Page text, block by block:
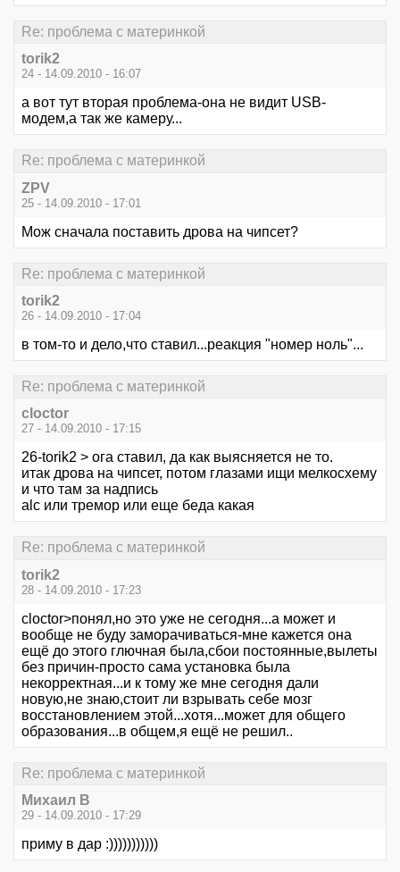
Re: проблема с материнкой
torik2
24 - 14.09.2010 - 16:07
а вот тут вторая проблема-она не видит USB-
модем,а так же камеру...
Re: проблема с материнкой
ZPV
25 - 14.09.2010 - 17:01
Мож сначала поставить дрова на чипсет?
Re: проблема с материнкой
torik2
26 - 14.09.2010 - 17:04
в том-то и дело,что ставил...реакция "номер ноль"...
Re: проблема с материнкой
cloctor
27 - 14.09.2010 - 17:15
26-torik2 > ога ставил, да как выясняется не то.
итак дрова на чипсет, потом глазами ищи мелкосхему
и что там за надпись
alc или тремор или еще беда какая
Re: проблема с материнкой
torik2
28 - 14.09.2010 - 17:23
cloctor>понял,но это уже не сегодня...а может и
вообще не буду заморачиваться-мне кажется она
ещё до этого глючная была,сбои постоянные,вылеты
без причин-просто сама установка была
некорректная...и к тому же мне сегодня дали
новую,не знаю,стоит ли взрывать себе мозг
восстановлением этой...хотя...может для общего
образования...в общем,я ещё не решил..
Re: проблема с материнкой
Михаил В
29 - 14.09.2010 - 17:29
приму в дар :)))))))))))